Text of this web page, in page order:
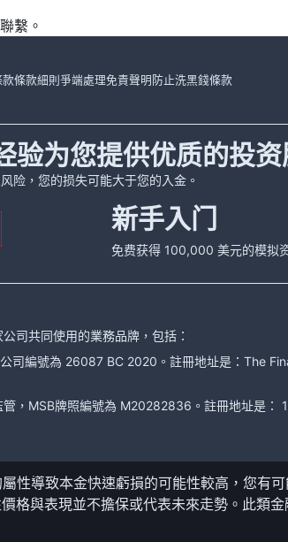
繫。
款條款細則 爭端處理免責聲明 防止洗黑錢條款
验为您提供优质的投
险，您的损失可能大于您的入金。
新手入门
免费获得 100,000 美元的模拟
司共同使用的業務品牌，包括：
司編號為 26087 BC 2020。註冊地址是：The
，MSB牌照編號為 M20282836。註冊地址是
性導致本金快速虧損的可能性較高，您有
格與表現並不擔保或代表未來走勢。此類